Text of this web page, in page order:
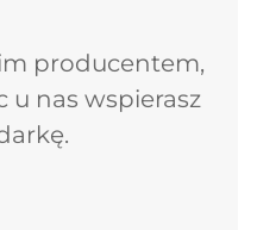
producentem,
u nas wspierasz